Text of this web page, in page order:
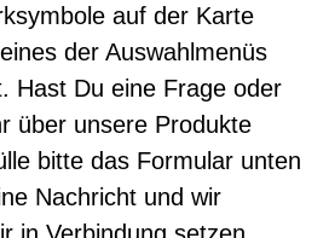
auf der Karte
der Auswahlmenüs
Hast Du eine Frage oder
über unsere Produkte
bitte das Formular unten
Nachricht und wir
in Verbindung setzen.